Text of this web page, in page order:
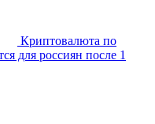
Криптовалюта по
для россиян после 1